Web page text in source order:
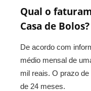
Qual o
Casa de Bolos?
De acordo com
médio mensal de
mil reais. O prazo
de 24 meses.